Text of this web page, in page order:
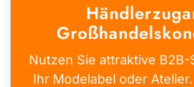
Nutzen Sie attraktive
Ihr Modelabel oder